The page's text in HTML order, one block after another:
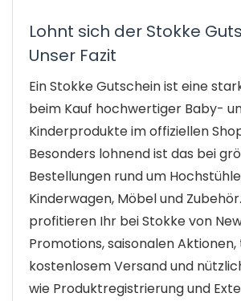
Lohnt sich der Stokke
Unser Fazit
Ein Stokke Gutschein ist eine
beim Kauf hochwertiger Baby-
Kinderprodukte im offiziellen
Besonders lohnend ist das bei
Bestellungen rund um
Kinderwagen, Möbel und
profitieren Ihr bei Stokke von
Promotions, saisonalen Aktionen,
kostenlosem Versand und
wie Produktregistrierung und